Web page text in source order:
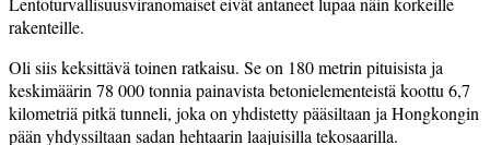
rakenteille.
Oli siis keksittävä toinen ratkaisu. Se on 180 metrin pituisista ja
keskimäärin 78 000 tonnia painavista betonielementeistä koottu 6,7
kilometriä pitkä tunneli, joka on yhdistetty pääsiltaan ja Hongkongin
pään yhdyssiltaan sadan hehtaarin laajuisilla tekosaarilla.